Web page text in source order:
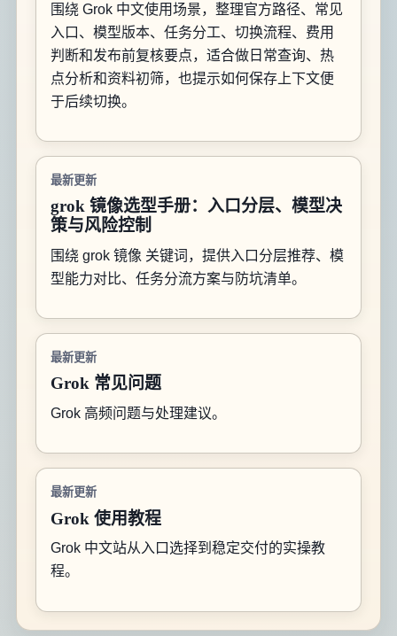
围绕 Grok 中文使用场景，整理官方路径、常见
入口、模型版本、任务分工、切换流程、费用
判断和发布前复核要点，适合做日常查询、热
点分析和资料初筛，也提示如何保存上下文便
于后续切换。
最新更新
grok 镜像选型手册：入口分层、模型决
策与风险控制
围绕 grok 镜像 关键词，提供入口分层推荐、模
型能力对比、任务分流方案与防坑清单。
最新更新
Grok 常见问题
Grok 高频问题与处理建议。
最新更新
Grok 使用教程
Grok 中文站从入口选择到稳定交付的实操教
程。